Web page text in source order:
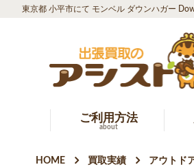
東京都 小平市にて モンベル ダウンハガー
ご利用方法
about
HOME 買取実績 アウトド